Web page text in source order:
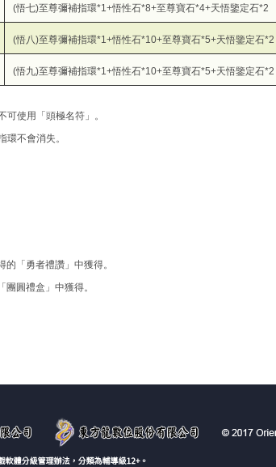
(悟七)至尊彌補指環*1+悟性石*8+至尊寶石*4+天悟鑒定石*2
(悟八)至尊彌補指環*1+悟性石*10+至尊寶石*5+天悟鑒定石*2
(悟九)至尊彌補指環*1+悟性石*10+至尊寶石*5+天悟鑒定石*2
可使用「頭極名符」。
環不會消失。
「勇者禮讚」中獲得。
圓禮盒」中獲得。